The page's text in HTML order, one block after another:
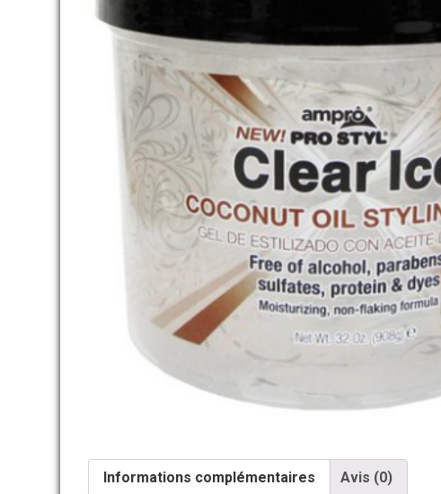
Informations complémentaires Avis (0)